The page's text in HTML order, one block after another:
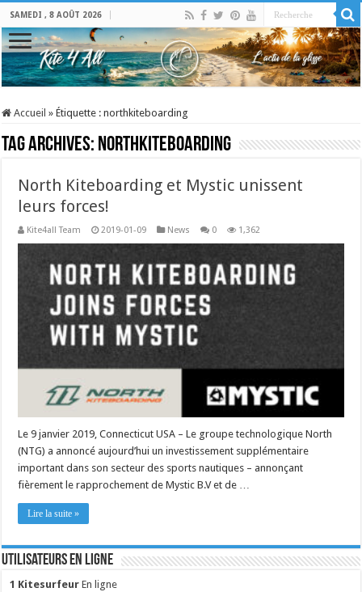
SAMEDI , 8 AOÛT 2026
Accueil » Étiquette :northkiteboarding
Tag Archives: northkiteboarding
North Kiteboarding et Mystic unissent
leurs forces!
Kite4all Team 2019-01-09 News 0 1,362
Le 9 janvier 2019, Connecticut USA – Le groupe technologique North
(NTG) a annoncé aujourd’hui un investissement supplémentaire
important dans son secteur des sports nautiques – annonçant
fièrement le rapprochement de Mystic B.V et de …
Lire la suite »
Utilisateurs en ligne
1 Kitesurfeur En ligne